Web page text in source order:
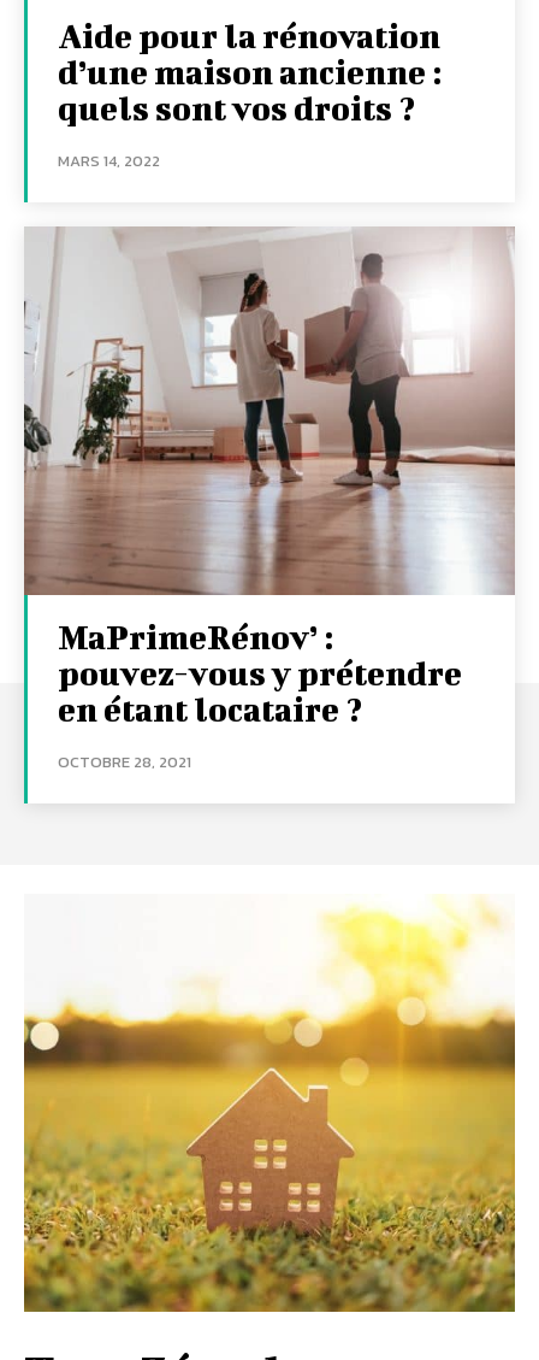
Aide pour la rénovation
d’une maison ancienne :
quels sont vos droits ?
MARS 14, 2022
MaPrimeRénov’ :
pouvez-vous y prétendre
en étant locataire ?
OCTOBRE 28, 2021